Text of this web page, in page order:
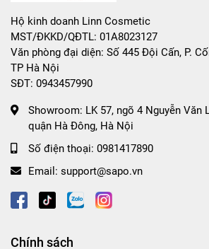
Hộ kinh doanh Linn Cosmetic
MST/ĐKKD/QĐTL: 01A8023127
Văn phòng đại diện: Số 445 Đội Cấn, P.
TP Hà Nội
SĐT: 0943457990
Showroom: LK 57, ngõ 4 Nguyễn Văn
quận Hà Đông, Hà Nội
Số điện thoại: 0981417890
Email: support@sapo.vn
Chính sách